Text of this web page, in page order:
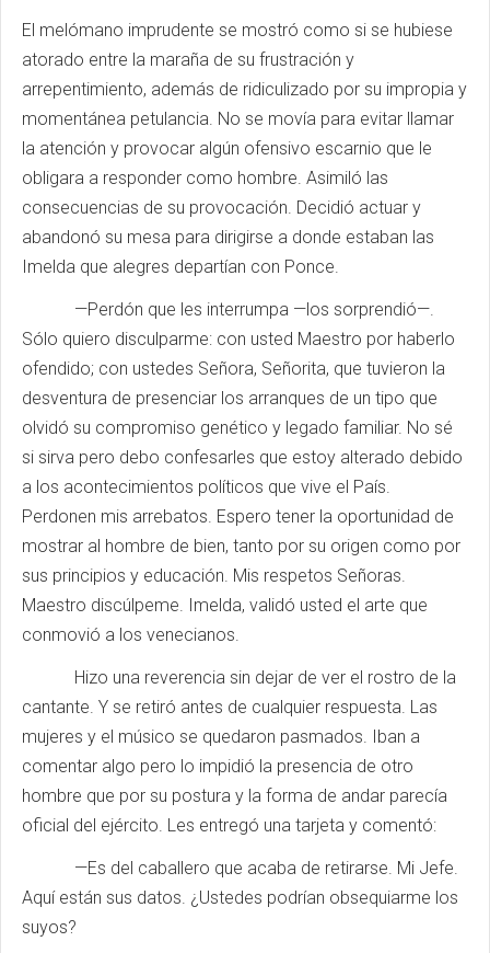
El melómano imprudente se mostró como si se hubiese
atorado entre la maraña de su frustración y
arrepentimiento, además de ridiculizado por su impropia y
momentánea petulancia. No se movía para evitar llamar
la atención y provocar algún ofensivo escarnio que le
obligara a responder como hombre. Asimiló las
consecuencias de su provocación. Decidió actuar y
abandonó su mesa para dirigirse a donde estaban las
Imelda que alegres departían con Ponce.
—Perdón que les interrumpa —los sorprendió—.
Sólo quiero disculparme: con usted Maestro por haberlo
ofendido; con ustedes Señora, Señorita, que tuvieron la
desventura de presenciar los arranques de un tipo que
olvidó su compromiso genético y legado familiar. No sé
si sirva pero debo confesarles que estoy alterado debido
a los acontecimientos políticos que vive el País.
Perdonen mis arrebatos. Espero tener la oportunidad de
mostrar al hombre de bien, tanto por su origen como por
sus principios y educación. Mis respetos Señoras.
Maestro discúlpeme. Imelda, validó usted el arte que
conmovió a los venecianos.
Hizo una reverencia sin dejar de ver el rostro de la
cantante. Y se retiró antes de cualquier respuesta. Las
mujeres y el músico se quedaron pasmados. Iban a
comentar algo pero lo impidió la presencia de otro
hombre que por su postura y la forma de andar parecía
oficial del ejército. Les entregó una tarjeta y comentó:
—Es del caballero que acaba de retirarse. Mi Jefe.
Aquí están sus datos. ¿Ustedes podrían obsequiarme los
suyos?